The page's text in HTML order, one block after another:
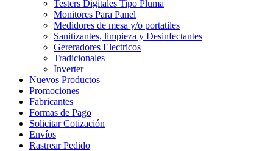
Testers Digitales Tipo Pluma
Monitores Para Panel
Medidores de mesa y/o portatiles
Sanitizantes, limpieza y Desinfectantes
Gereradores Electricos
Tradicionales
Inverter
Nuevos Productos
Promociones
Fabricantes
Formas de Pago
Solicitar Cotización
Envíos
Rastrear Pedido